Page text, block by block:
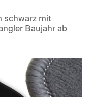
schwarz mit
Baujahr ab